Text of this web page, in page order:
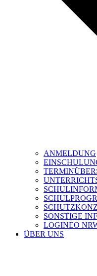
ANMELDUNG
SONSTIGE
LOGINEO
ÜBER UNS